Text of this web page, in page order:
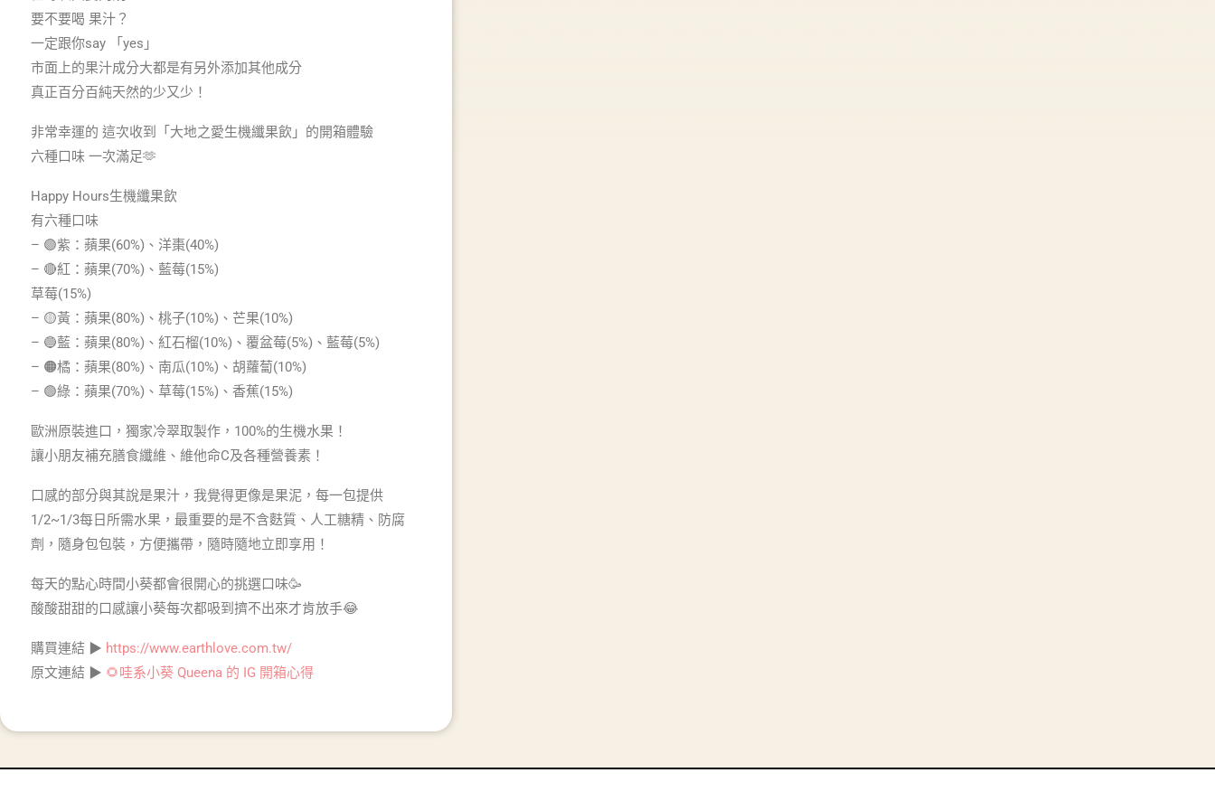
要不要喝 果汁？
一定跟你say 「yes」
市面上的果汁成分大都是有另外添加其他成分
真正百分百純天然的少又少！
非常幸運的 這次收到「大地之愛生機纖果飲」的開箱體驗
六種口味 一次滿足🫶
Happy Hours生機纖果飲
有六種口味
– 🟣紫：蘋果(60%)、洋棗(40%)
– 🔴紅：蘋果(70%)、藍莓(15%)
草莓(15%)
– 🟡黃：蘋果(80%)、桃子(10%)、芒果(10%)
– 🔵藍：蘋果(80%)、紅石榴(10%)、覆盆莓(5%)、藍莓(5%)
– 🟠橘：蘋果(80%)、南瓜(10%)、胡蘿蔔(10%)
– 🟢綠：蘋果(70%)、草莓(15%)、香蕉(15%)
歐洲原裝進口，獨家冷翠取製作，100%的生機水果！
讓小朋友補充膳食纖維、維他命C及各種營養素！
口感的部分與其說是果汁，我覺得更像是果泥，每一包提供
1/2~1/3每日所需水果，最重要的是不含麩質、人工糖精、防腐
劑，隨身包包裝，方便攜帶，隨時隨地立即享用！
每天的點心時間小葵都會很開心的挑選口味🥳
酸酸甜甜的口感讓小葵每次都吸到擠不出來才肯放手😂
購買連結 ▶ https://www.earthlove.com.tw/
原文連結 ▶ 🌻哇系小葵 Queena 的 IG 開箱心得